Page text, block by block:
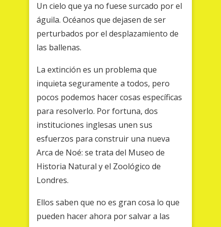
Un cielo que ya no fuese surcado por el
águila. Océanos que dejasen de ser
perturbados por el desplazamiento de
las ballenas.
La extinción es un problema que
inquieta seguramente a todos, pero
pocos podemos hacer cosas específicas
para resolverlo. Por fortuna, dos
instituciones inglesas unen sus
esfuerzos para construir una nueva
Arca de Noé: se trata del Museo de
Historia Natural y el Zoológico de
Londres.
Ellos saben que no es gran cosa lo que
pueden hacer ahora por salvar a las